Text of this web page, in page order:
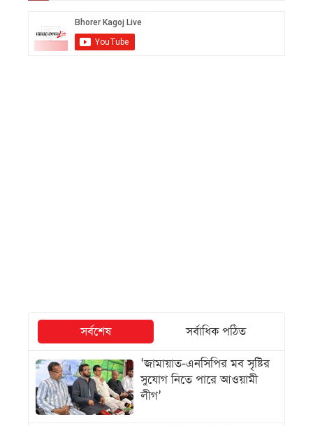
সর্বশেষ
সর্বাধিক পঠিত
‘জামায়াত-এনসিপির মব সৃষ্টির
সুযোগ নিতে পারে আওয়ামী
লীগ’